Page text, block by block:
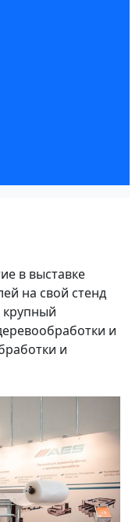
в выставке
на свой стенд
и
и